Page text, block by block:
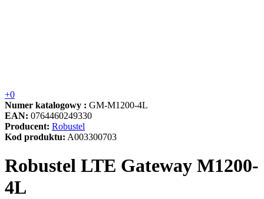
+0
Numer katalogowy : GM-M1200-4L
EAN: 0764460249330
Producent: Robustel
Kod produktu: A003300703
Robustel LTE Gateway M1200-
4L